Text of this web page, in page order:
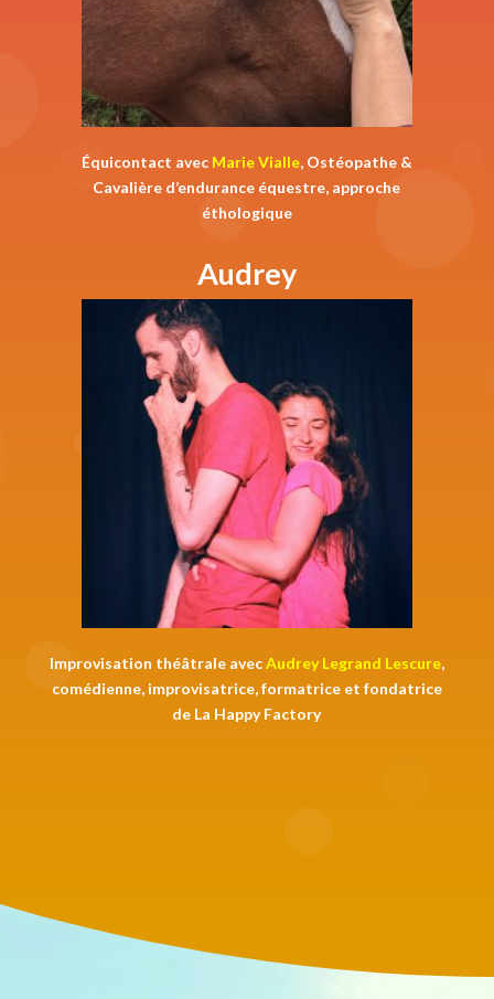
Équicontact avec Marie Vialle, Ostéopathe &
Cavalière d’endurance équestre, approche
éthologique
Audrey
Improvisation théâtrale avecAudrey Legrand Lescure,
comédienne, improvisatrice, formatrice et fondatrice
de La Happy Factory